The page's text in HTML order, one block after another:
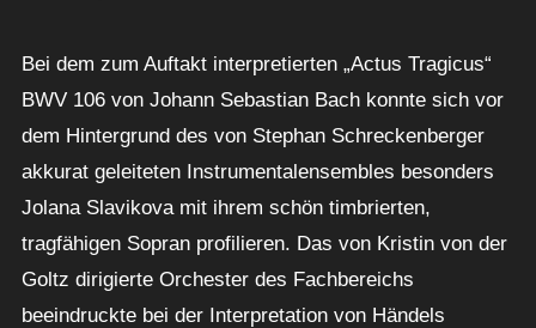
Bei dem zum Auftakt interpretierten „Actus Tragicus“
BWV 106 von Johann Sebastian Bach konnte sich vor
dem Hintergrund des von Stephan Schreckenberger
akkurat geleiteten Instrumentalensembles besonders
Jolana Slavikova mit ihrem schön timbrierten,
tragfähigen Sopran profilieren. Das von Kristin von der
Goltz dirigierte Orchester des Fachbereichs
beeindruckte bei der Interpretation von Händels